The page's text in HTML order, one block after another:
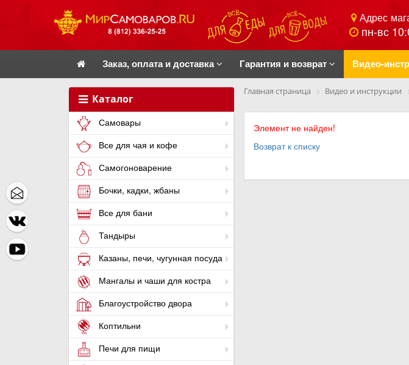
Адрес
пн-вс
Заказ, оплата и доставка Гарантия и возврат Видео-
Каталог
Самовары
Все для чая и кофе
Самогоноварение
Бочки, кадки, жбаны
Все для бани
Тандыры
Казаны, печи, чугунная посуда
Мангалы и чаши для костра
Благоустройство двора
Коптильни
Печи для пищи
Главная страница Видео и инструкции
Элемент не найден!
Возврат к списку